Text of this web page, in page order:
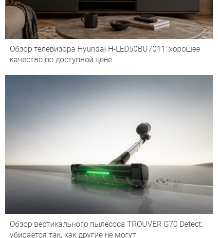
Обзор телевизора Hyundai H-LED50BU7011: хорошее
качество по доступной цене
Обзор вертикального пылесоса TROUVER G70 Detect:
убирается так, как другие не могут